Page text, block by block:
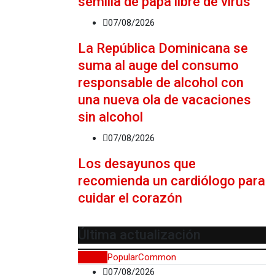
07/08/2026
La República Dominicana se
suma al auge del consumo
responsable de alcohol con
una nueva ola de vacaciones
sin alcohol
07/08/2026
Los desayunos que
recomienda un cardiólogo para
cuidar el corazón
Última actualización
PopularCommon
07/08/2026